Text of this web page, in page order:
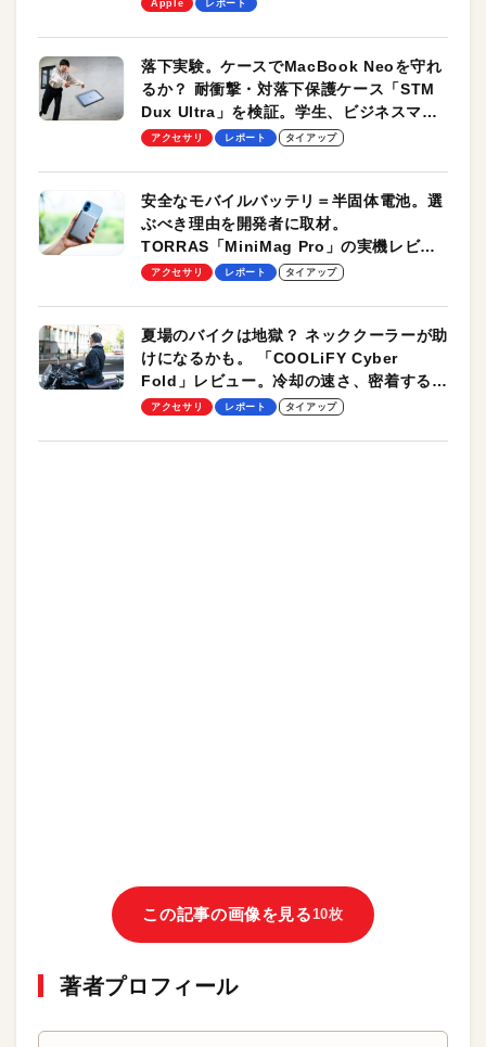
Apple レポート
落下実験。ケースでMacBook Neoを守れ
るか？ 耐衝撃・対落下保護ケース「STM
Dux Ultra」を検証。学生、ビジネスマン
のモバイルユースに最適！
アクセサリ レポート タイアップ
安全なモバイルバッテリ＝半固体電池。選
ぶべき理由を開発者に取材。
TORRAS「MiniMag Pro」の実機レビュ
ーも
アクセサリ レポート タイアップ
夏場のバイクは地獄？ ネッククーラーが助
けになるかも。 「COOLiFY Cyber
Fold」レビュー。冷却の速さ、密着する冷
却プレート、シンプルな操作性がグッド！
アクセサリ レポート タイアップ
この記事の画像を見る10枚
著者プロフィール